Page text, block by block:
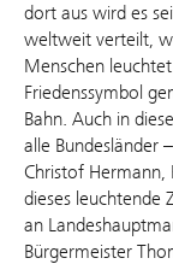
dort aus wird es
weltweit verteilt,
Menschen
Friedenssymbol
Bahn. Auch in
alle Bundesländer
Christof Hermann,
dieses leuchtende
an
Bürgermeister